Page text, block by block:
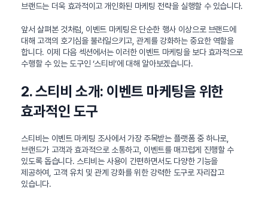
브랜드는 더욱 효과적이고 개인화된 마케팅 전략을 실행할 수 있습니다.
앞서 살펴본 것처럼, 이벤트 마케팅은 단순한 행사 이상으로 브랜드에
대해 고객의 호기심을 불러일으키고, 관계를 강화하는 중요한 역할을
합니다. 이제 다음 섹션에서는 이러한 이벤트 마케팅을 보다 효과적으로
수행할 수 있는 도구인 ‘스티비’에 대해 알아보겠습니다.
2. 스티비 소개: 이벤트 마케팅을 위한
효과적인 도구
스티비는 이벤트 마케팅 조사에서 가장 주목받는 플랫폼 중 하나로,
브랜드가 고객과 효과적으로 소통하고, 이벤트를 매끄럽게 진행할 수
있도록 돕습니다. 스티비는 사용이 간편하면서도 다양한 기능을
제공하여, 고객 유치 및 관계 강화를 위한 강력한 도구로 자리잡고
있습니다.